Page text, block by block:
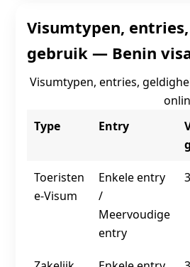
Visumtypen,
gebruik — Benin
Visumtypen, entries,
Type
Entry
Toeristen
e‑Visum
Enkele entry
/
Meervoudige
entry